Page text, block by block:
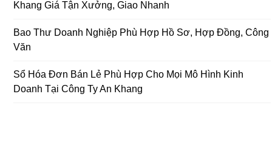
Khang Giá Tận Xưởng, Giao Nhanh
Bao Thư Doanh Nghiệp Phù Hợp Hồ Sơ, Hợp Đồng, Công
Văn
Sổ Hóa Đơn Bán Lẻ Phù Hợp Cho Mọi Mô Hình Kinh
Doanh Tại Công Ty An Khang